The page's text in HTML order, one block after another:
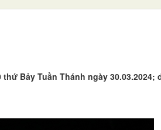
Bảy Tuần Thánh ngày 30.03.2024;